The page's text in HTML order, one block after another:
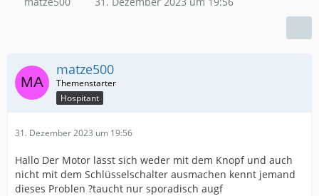
matze500
Hospitant
31. Dezember 2023 um 19:56
Hallo Der Motor lässt sich weder mit dem Knopf und auch
nicht mit dem Schlüsselschalter ausmachen kennt jemand
dieses Problen ?taucht nur sporadisch augf